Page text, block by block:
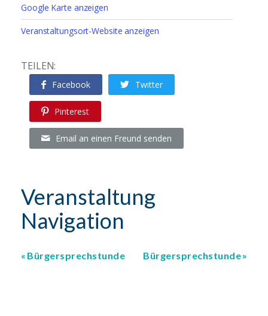
Google Karte anzeigen
Veranstaltungsort-Website anzeigen
TEILEN:
Facebook Twitter
Pinterest
Email an einen Freund senden
Veranstaltung
Navigation
Bürgersprechstunde Bürgersprechstunde